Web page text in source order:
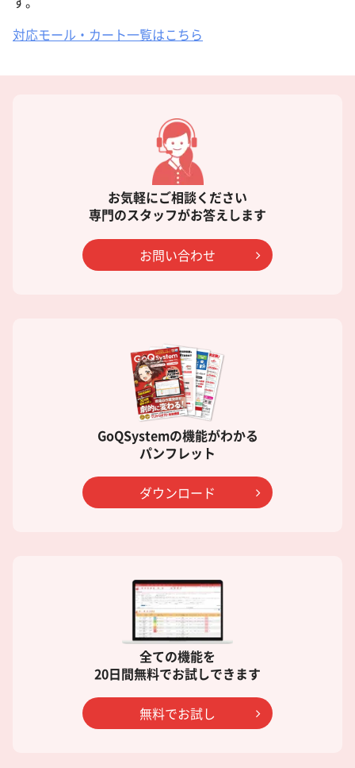
対応モール・カート一覧はこちら
お気軽にご相談ください
専門のスタッフがお答えします
お問い合わせ
GoQSystemの機能がわかる
パンフレット
ダウンロード
全ての機能を
20日間無料でお試しできます
無料でお試し